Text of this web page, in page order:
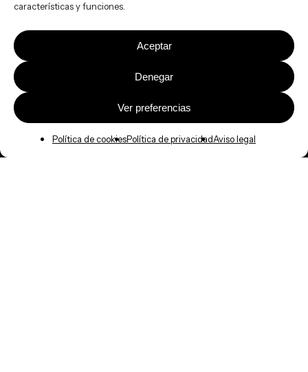
características y funciones.
Aceptar
Denegar
Ver preferencias
Política de cookiesPolítica de privacidadAviso legal